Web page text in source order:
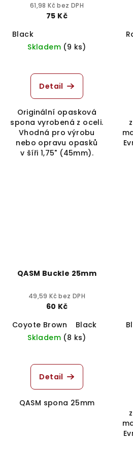
61,98 Kč bez DPH
75 Kč
Black
Skladem (9 ks)
Detail
Originální opasková
spona vyrobená z oceli.
Vhodná pro výrobu
nebo opravu opasků
v šíři 1,75" (45mm).
QASM Buckle 25mm
49,59 Kč bez DPH
60 Kč
Coyote Brown
Black
Skladem (8 ks)
Detail
QASM spona 25mm